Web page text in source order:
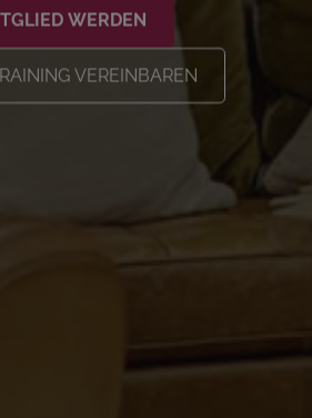
WERDEN
VEREINBAREN